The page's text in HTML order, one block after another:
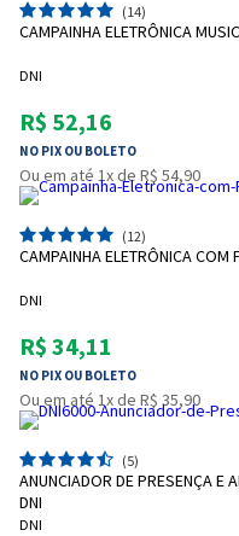
Entrega Flash
Cartão de
Pagamento
Retire na Loja
(14)
CAMPAINHA ELETRÔNICA
DNI
R$ 52,16
NO PIX OU BOLETO
Ou em até 1x de R$ 54,90
(12)
CAMPAINHA ELETRÔNICA COM
DNI
R$ 34,11
NO PIX OU BOLETO
Ou em até 1x de R$ 35,90
(5)
ANUNCIADOR DE PRESENÇA E
DNI
DNI